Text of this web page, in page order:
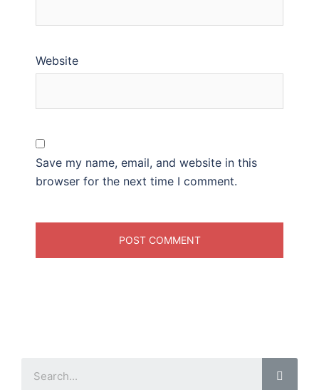
Website
Save my name, email, and website in this
browser for the next time I comment.